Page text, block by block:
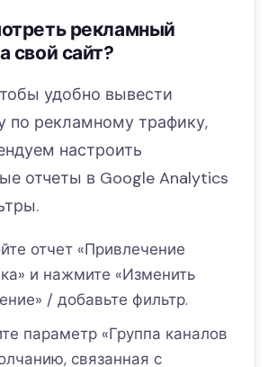
рекламный
свой сайт?
удобно вывести
по рекламному трафику,
настроить
отчеты в Google Analytics
отчет «Привлечение
и нажмите «Изменить
/ добавьте фильтр.
параметр «Группа каналов
связанная с